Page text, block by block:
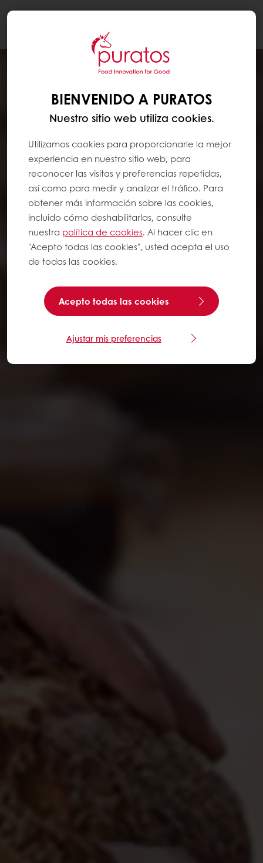
BIENVENIDO A PURATOS
Nuestro sitio web utiliza cookies.
Utilizamos cookies para proporcionarle la mejor
experiencia en nuestro sitio web, para
reconocer las visitas y preferencias repetidas,
así como para medir y analizar el tráfico. Para
obtener más información sobre las cookies,
incluido cómo deshabilitarlas, consulte
nuestra política de cookies. Al hacer clic en
"Acepto todas las cookies", usted acepta el uso
de todas las cookies.
Acepto todas las cookies
Ajustar mis preferencias